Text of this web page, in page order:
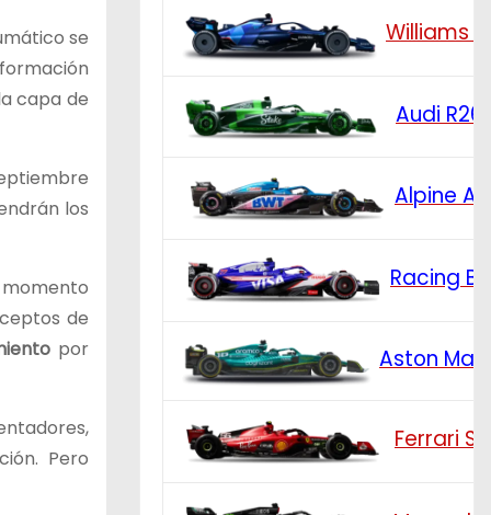
se
capa de
los
de
por
Pero
Williams
Audi R26
Alpine
Racing
Aston
Ferrari